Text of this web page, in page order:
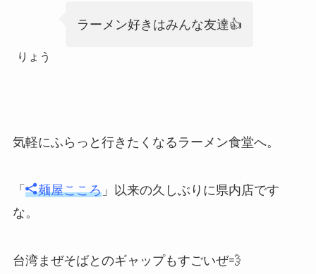
りょう
ラーメン好きはみんな友達👍
気軽にふらっと行きたくなるラーメン食堂へ。
「 麺屋こころ」以来の久しぶりに県内店です
な。
台湾まぜそばとのギャップもすごいぜ💨